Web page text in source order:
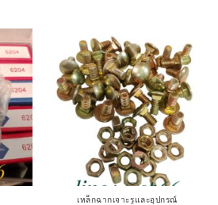
เหล็กฉากเจาะรูและอุปกรณ์